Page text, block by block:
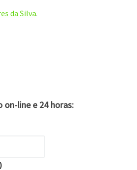
da Silva.
line e 24 horas: